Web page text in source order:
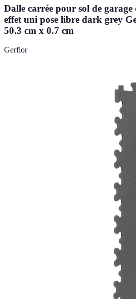
Dalle carrée pour sol de
effet uni pose libre dark grey
50.3 cm x 0.7 cm
Gerflor